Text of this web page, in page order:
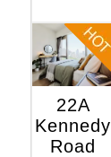
22A
Kennedy
Road